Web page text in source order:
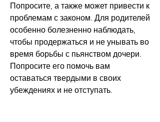
Попросите, а также может привести к
проблемам с законом. Для родителей
особенно болезненно наблюдать,
чтобы продержаться и не унывать во
время борьбы с пьянством дочери.
Попросите его помочь вам
оставаться твердыми в своих
убеждениях и не отступать.